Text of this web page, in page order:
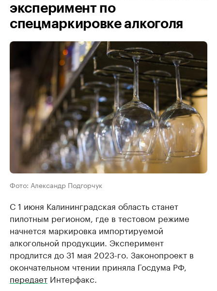
эксперимент по
спецмаркировке алкоголя
Фото: Александр Подгорчук
С 1 июня Калининградская область станет
пилотным регионом, где в тестовом режиме
начнется маркировка импортируемой
алкогольной продукции. Эксперимент
продлится до 31 мая 2023-го. Законопроект в
окончательном чтении приняла Госдума РФ,
передает Интерфакс.